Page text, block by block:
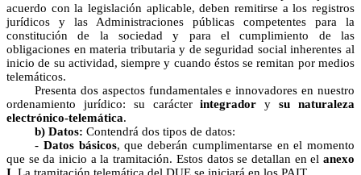
acuerdo con la legislación aplicable, deben remitirse a los registros
jurídicos y las Administraciones públicas competentes para la
constitución de la sociedad y para el cumplimiento de las
obligaciones en materia tributaria y de seguridad social inherentes al
inicio de su actividad, siempre y cuando éstos se remitan por medios
telemáticos.
Presenta dos aspectos fundamentales e innovadores en nuestro
ordenamiento jurídico: su carácterintegrador ysu naturaleza
electrónico-telemática.
b) Datos: Contendrá dos tipos de datos:
- Datos básicos, que deberán cumplimentarse en el momento
que se da inicio a la tramitación. Estos datos se detallan en el anexo